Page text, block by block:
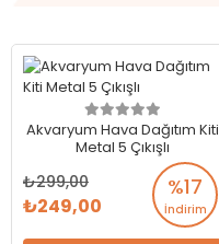
Akvaryum Hava Dağıtım Kiti
Metal 5 Çıkışlı
%17
İndirim
299,00
249,00